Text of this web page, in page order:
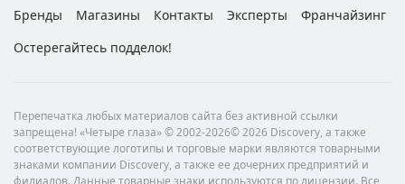
Бренды
Магазины Контакты Эксперты
Франчайзинг
Остерегайтесь подделок!
Перепечатка любых материалов сайта без активной ссылки
запрещена! «Четыре глаза» © 2002-2026© 2026 Discovery, а также
соответствующие логотипы и торговые марки являются товарными
знаками компании Discovery, а также ее дочерних предприятий и
филиалов. Данные товарные знаки используются по лицензии. Все